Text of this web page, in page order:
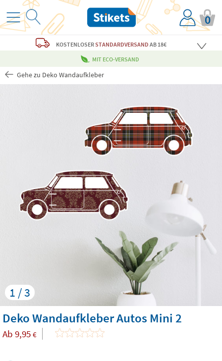
0
KOSTENLOSERSTANDARDVERSAND AB 18€
MIT ECO-VERSAND
Gehe zu Deko Wandaufkleber
1 / 3
Deko Wandaufkleber Autos Mini 2
Ab 9,95 €